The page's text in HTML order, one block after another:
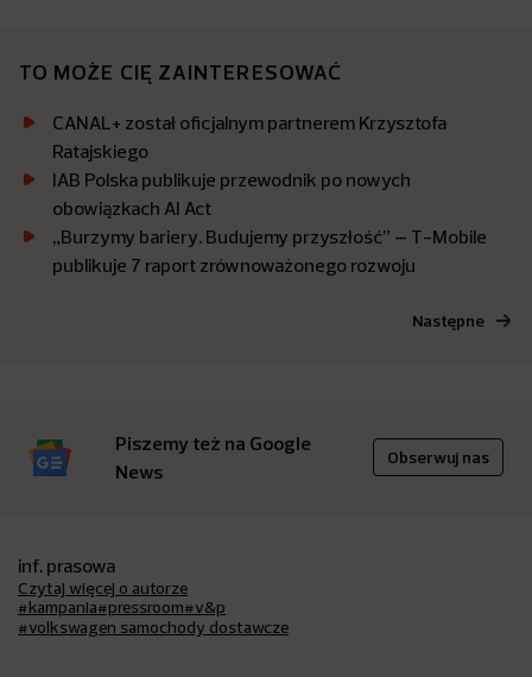
TO MOŻE CIĘ ZAINTERESOWAĆ
CANAL+ został oficjalnym partnerem Krzysztofa
Ratajskiego
IAB Polska publikuje przewodnik po nowych
obowiązkach AI Act
„Burzymy bariery. Budujemy przyszłość” – T-Mobile
publikuje 7 raport zrównoważonego rozwoju
Następne
Piszemy też na Google
News
Obserwuj nas
inf. prasowa
Czytaj więcej o autorze
#kampania#pressroom#v&p
#volkswagen samochody dostawcze